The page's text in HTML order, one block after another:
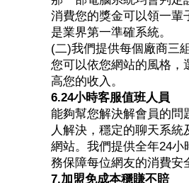
消費您的獎金可以領一輩
是業界第一準確系統。
(二)我們提供每個廠商三
您可以依您網站的風格，
高您的收入。
6.24小時客服值班人員
能夠幫您解決解會員的問
人解決，穩定的聊天系
網站。我們提供全年24
務保障每位網友的消費安
7.加盟免成本穩賺不賠